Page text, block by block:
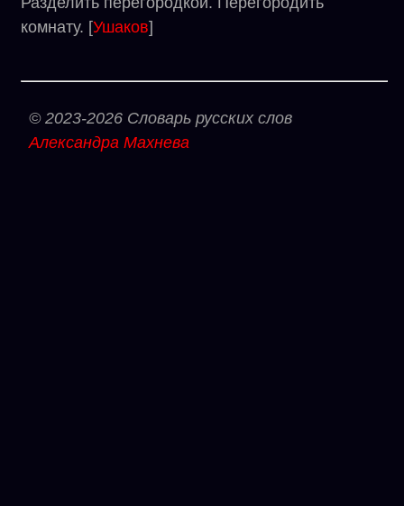
комнату. [Ушаков]
© 2023-2026 Словарь русских слов
Александра Махнева